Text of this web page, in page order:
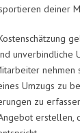
deiner
unverbindliche
nehmen
Umzugs zu
zu
erstellen,